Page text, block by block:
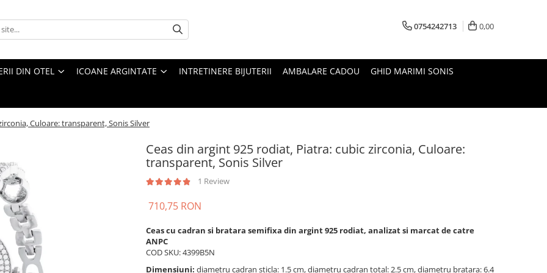
0754242713 0,00
DIN OTEL ICOANE ARGINTATE INTRETINERE BIJUTERII AMBALARE CADOU GHID MARIMI SONIS
Culoare: transparent, Sonis Silver
Ceas din argint 925 rodiat, Piatra: cubic zirconia, Culoare:
transparent, Sonis Silver
1 Review
710,75 RON
Ceas cu cadran si bratara semifixa din argint 925 rodiat, analizat si marcat de catre
ANPC
COD SKU: 4399B5N
Dimensiuni: diametru cadran sticla: 1.5 cm, diametru cadran total: 2.5 cm, diametru bratara: 6.4